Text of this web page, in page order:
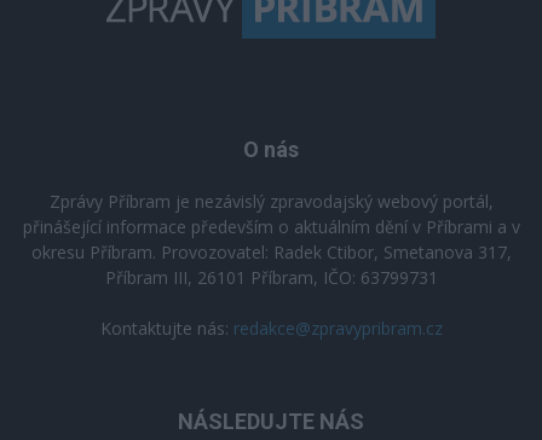
O nás
Zprávy Příbram je nezávislý zpravodajský webový portál,
přinášející informace především o aktuálním dění v Příbrami a v
okresu Příbram. Provozovatel: Radek Ctibor, Smetanova 317,
Příbram III, 26101 Příbram, IČO: 63799731
Kontaktujte nás: redakce@zpravypribram.cz
NÁSLEDUJTE NÁS